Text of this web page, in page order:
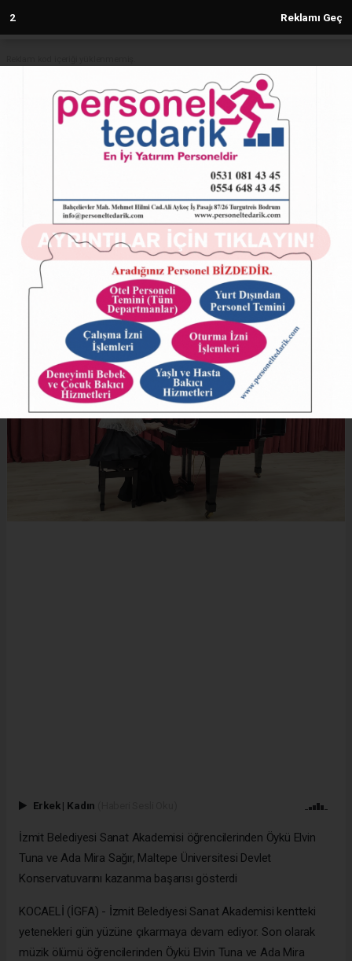
2 Reklamı Geç
Anasayfa
Sanat Akademisi Yıldızları
konservatuvarda parlayacak
12.09.2024 - 11:20, Güncelleme: 12.09.2024 - 11:20
5218+ kez okundu.
ABONE OL
Erkek | Kadın
İzmit Belediyesi Sanat Akademisi öğrencilerinden Öykü Elvin
Tuna ve Ada Mira Sağır, Maltepe Üniversitesi Devlet
Konservatuvarını kazanma başarısı gösterdi
KOCAELİ (İGFA) - İzmit Belediyesi Sanat Akademisi kentteki
yetenekleri gün yüzüne çıkarmaya devam ediyor. Son olarak
müzik ölümü öğrencilerinden Öykü Elvin Tuna ve Ada Mira